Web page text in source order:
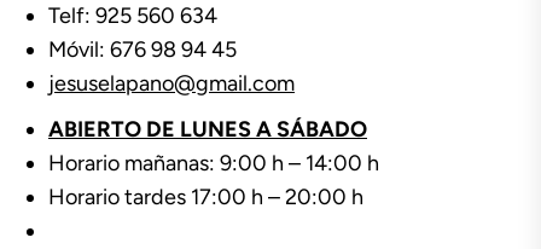
Telf: 925 560 634
Móvil: 676 98 94 45
jesuselapano@gmail.com
ABIERTO DE LUNES A SÁBADO
Horario mañanas: 9:00 h – 14:00 h
Horario tardes 17:00 h – 20:00 h